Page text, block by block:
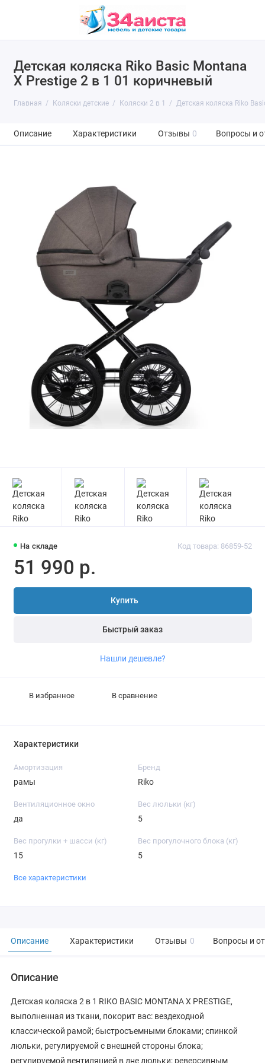
Детская коляска Riko Basic Montana
X Prestige 2 в 1 01 коричневый
Главная Коляски детские Коляски 2 в 1 Детская коляска Riko
Описание Характеристики Отзывы 0 Вопросы и
На складе Код товара: 86859-52
51 990 р.
Купить
Быстрый заказ
Нашли дешевле?
В избранное В сравнение
Характеристики
Амортизация
рамы
Бренд
Riko
Вентиляционное окно
да
Вес люльки (кг)
5
Вес прогулки + шасси (кг)
15
Вес прогулочного блока (кг)
5
Все характеристики
Описание Характеристики Отзывы 0 Вопросы и
Описание
Детская коляска 2 в 1 RIKO BASIC MONTANA X PRESTIGE,
выполненная из ткани, покорит вас: вездеходной
классической рамой; быстросъемными блоками; спинкой
люльки, регулируемой с внешней стороны блока;
регулируемой вентиляцией в дне люльки; реверсивным